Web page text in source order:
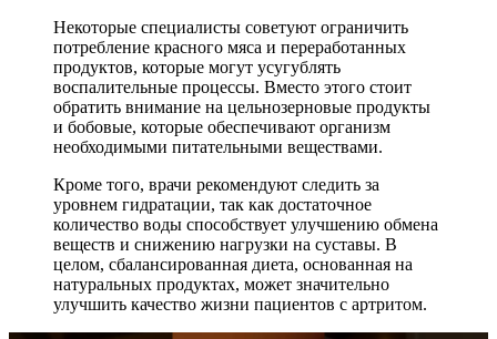
Некоторые специалисты советуют ограничить
потребление красного мяса и переработанных
продуктов, которые могут усугублять
воспалительные процессы. Вместо этого стоит
обратить внимание на цельнозерновые продукты
и бобовые, которые обеспечивают организм
необходимыми питательными веществами.
Кроме того, врачи рекомендуют следить за
уровнем гидратации, так как достаточное
количество воды способствует улучшению обмена
веществ и снижению нагрузки на суставы. В
целом, сбалансированная диета, основанная на
натуральных продуктах, может значительно
улучшить качество жизни пациентов с артритом.